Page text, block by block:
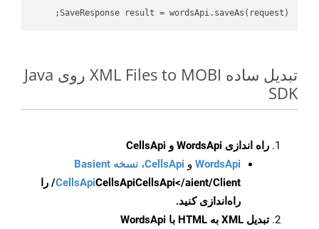
SaveResponse result = wordsApi.saveAs(request);
تبدیل ساده XML Files to MOBI روی Java
SDK
راه اندازی WordsApi و CellsApi
WordsApi و CellsApi، نسخه Basient
CellsApiCellsApi
CellsApi</aient/Client/ را
راه‌اندازی کنید.
تبدیل XML به HTML با WordsApi